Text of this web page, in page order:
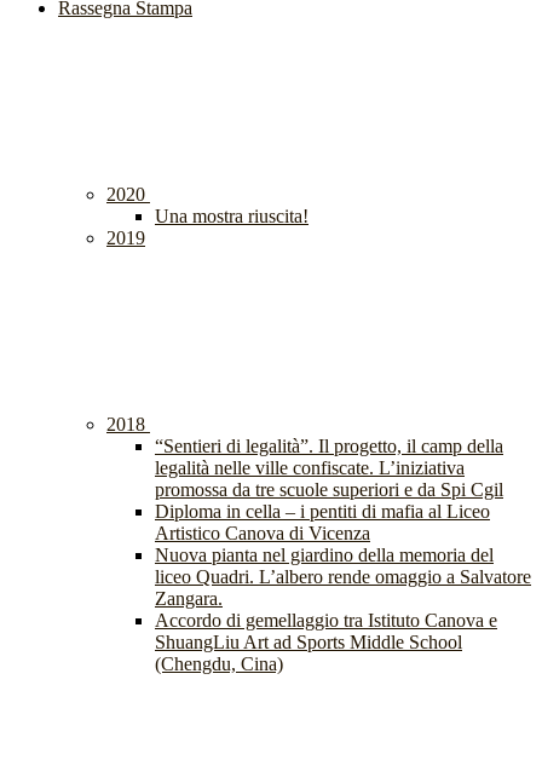
Rassegna Stampa
2020
Una mostra riuscita!
2019
2018
“Sentieri di legalità”. Il progetto, il camp della
legalità nelle ville confiscate. L’iniziativa
promossa da tre scuole superiori e da Spi Cgil
Diploma in cella – i pentiti di mafia al Liceo
Artistico Canova di Vicenza
Nuova pianta nel giardino della memoria del
liceo Quadri. L’albero rende omaggio a Salvatore
Zangara.
Accordo di gemellaggio tra Istituto Canova e
ShuangLiu Art ad Sports Middle School
(Chengdu, Cina)